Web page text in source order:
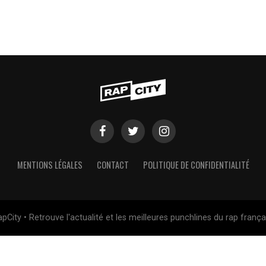
MENTIONS LÉGALES CONTACT POLITIQUE DE CONFIDENTIALITÉ
• Retrouve l'actualité et les meilleures punchlines du rap